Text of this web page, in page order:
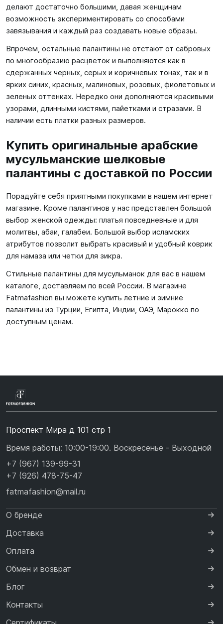
делают достаточно большими, давая женщинам
возможность экспериментировать со способами
завязывания и каждый раз создавать новые образы.
Впрочем, остальные палантины не отстают от сабровых
по многообразию расцветок и выполняются как в
сдержанных черных, серых и коричневых тонах, так и в
ярких синих, красных, малиновых, розовых, фиолетовых и
зеленых оттенках. Нередко они дополняются красивыми
узорами, длинными кистями, пайетками и стразами. В
наличии есть платки разных размеров.
Купить оригинальные арабские
мусульманские шелковые
палантины с доставкой по России
Порадуйте себя приятными покупками в нашем интернет
магазине. Кроме палантинов у нас представлен большой
выбор женской одежды: платья повседневные и для
молитвы, абаи, галабеи. Большой выбор исламских
атрибутов позволит выбрать красивый и удобный коврик
для намаза или четки для зикра.
Стильные палантины для мусульманок для вас в нашем
каталоге, доставляем по всей России. В магазине
Fatmafashion вы можете купить летние и зимние
палантины из Турции, Египта, Индии, ОАЭ, Марокко по
доступным ценам.
Проспект Мира д 101 стр 1
Время работы: 10:00-19:00. Воскресенье - Выходной
+7 (967) 139-99-31
+7 (926) 478-75-47
fatmafashion@mail.ru
О бренде
Доставка
Оплата
Обмен и возврат
Блог
Контакты